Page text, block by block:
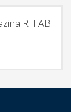
RH AB